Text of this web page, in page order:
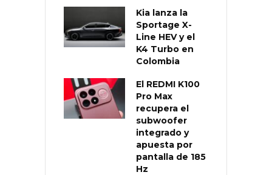
Kia lanza la
Sportage X-
Line HEV y el
K4 Turbo en
Colombia
El REDMI K100
Pro Max
recupera el
subwoofer
integrado y
apuesta por
pantalla de 185
Hz